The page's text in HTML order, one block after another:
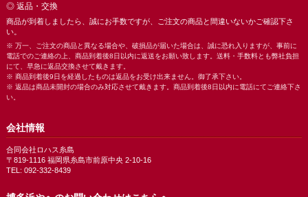
◎ 返品・交換
商品が到着しましたら、誠にお手数ですが、ご注文の商品と間違いないかご確認下さ
い。
※ 万一、ご注文の商品と異なる場合や、破損品が届いた場合は、誠に恐れ入りますが、事前に
電話でのご連絡の上、商品到着後8日以内に返送をお願い致します。送料・手数料とも弊社負担
にて、早急に返品交換させて戴きます。
※ 商品到着後9日を経過したものは返品をお受け出来ません。御了承下さい。
※ 返品は商品未開封の場合のみ対応させて戴きます。商品到着後8日以内に電話にてご連絡下さ
い。
会社情報
合同会社ロハス糸島
〒819-1116 福岡県糸島市前原中央 2-10-16
TEL: 092-332-8439